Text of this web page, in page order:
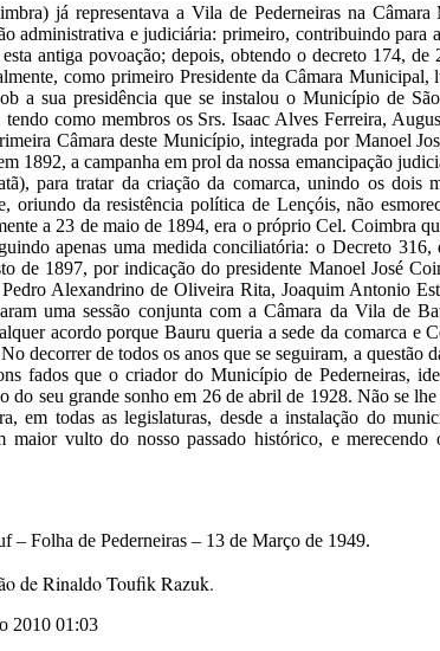
já representava a Vila de Pederneiras na
administrativa e judiciária: primeiro, contribuindo
antiga povoação; depois, obtendo o decreto 174,
como primeiro Presidente da Câmara
a sua presidência que se instalou o Município de
como membros os Srs. Isaac Alves Ferreira,
Câmara deste Município, integrada por Manoel
1892, a campanha em prol da nossa emancipação
para tratar da criação da comarca, unindo os dois
oriundo da resistência política de Lençóis, não
a 23 de maio de 1894, era o próprio Cel. Coimbra
apenas uma medida conciliatória: o Decreto
de 1897, por indicação do presidente Manoel José
Alexandrino de Oliveira Rita, Joaquim Antonio
uma sessão conjunta com a Câmara da Vila de
acordo porque Bauru queria a sede da comarca e
decorrer de todos os anos que se seguiram, a
fados que o criador do Município de Pederneiras,
do seu grande sonho em 26 de abril de 1928. Não se
em todas as legislaturas, desde a instalação do
maior vulto do nosso passado histórico, e
– Folha de Pederneiras – 13 de Março de 1949.
de Rinaldo Toufik Razuk.
2010 01:03